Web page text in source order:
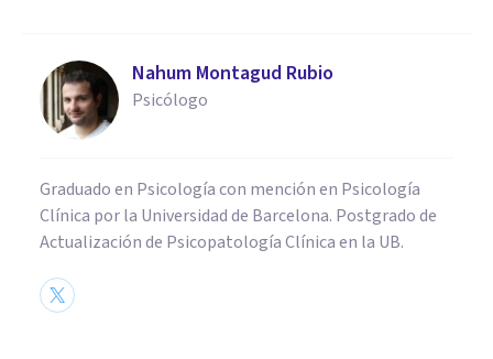
Nahum Montagud Rubio
Psicólogo
Graduado en Psicología con mención en Psicología
Clínica por la Universidad de Barcelona. Postgrado de
Actualización de Psicopatología Clínica en la UB.